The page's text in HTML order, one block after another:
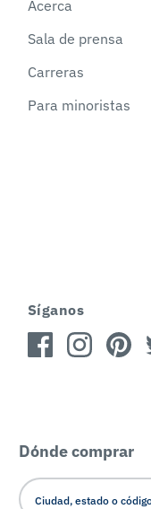
Acerca
Sala de prensa
Carreras
Para minoristas
Síganos
Dónde comprar